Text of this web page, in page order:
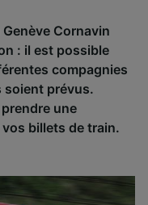
Cornavin
: il est possible
compagnies
soient prévus.
une
billets de train.